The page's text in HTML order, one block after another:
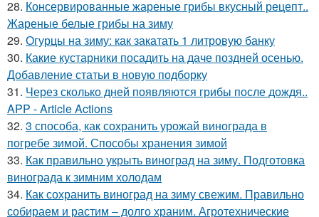
28. Консервированные жареные грибы вкусный рецепт..
Жареные белые грибы на зиму
29. Огурцы на зиму: как закатать 1 литровую банку
30. Какие кустарники посадить на даче поздней осенью.
Добавление статьи в новую подборку
31. Через сколько дней появляются грибы после дождя..
APP - Article Actions
32. 3 способа, как сохранить урожай винограда в
погребе зимой. Способы хранения зимой
33. Как правильно укрыть виноград на зиму. Подготовка
винограда к зимним холодам
34. Как сохранить виноград на зиму свежим. Правильно
собираем и растим – долго храним. Агротехнические